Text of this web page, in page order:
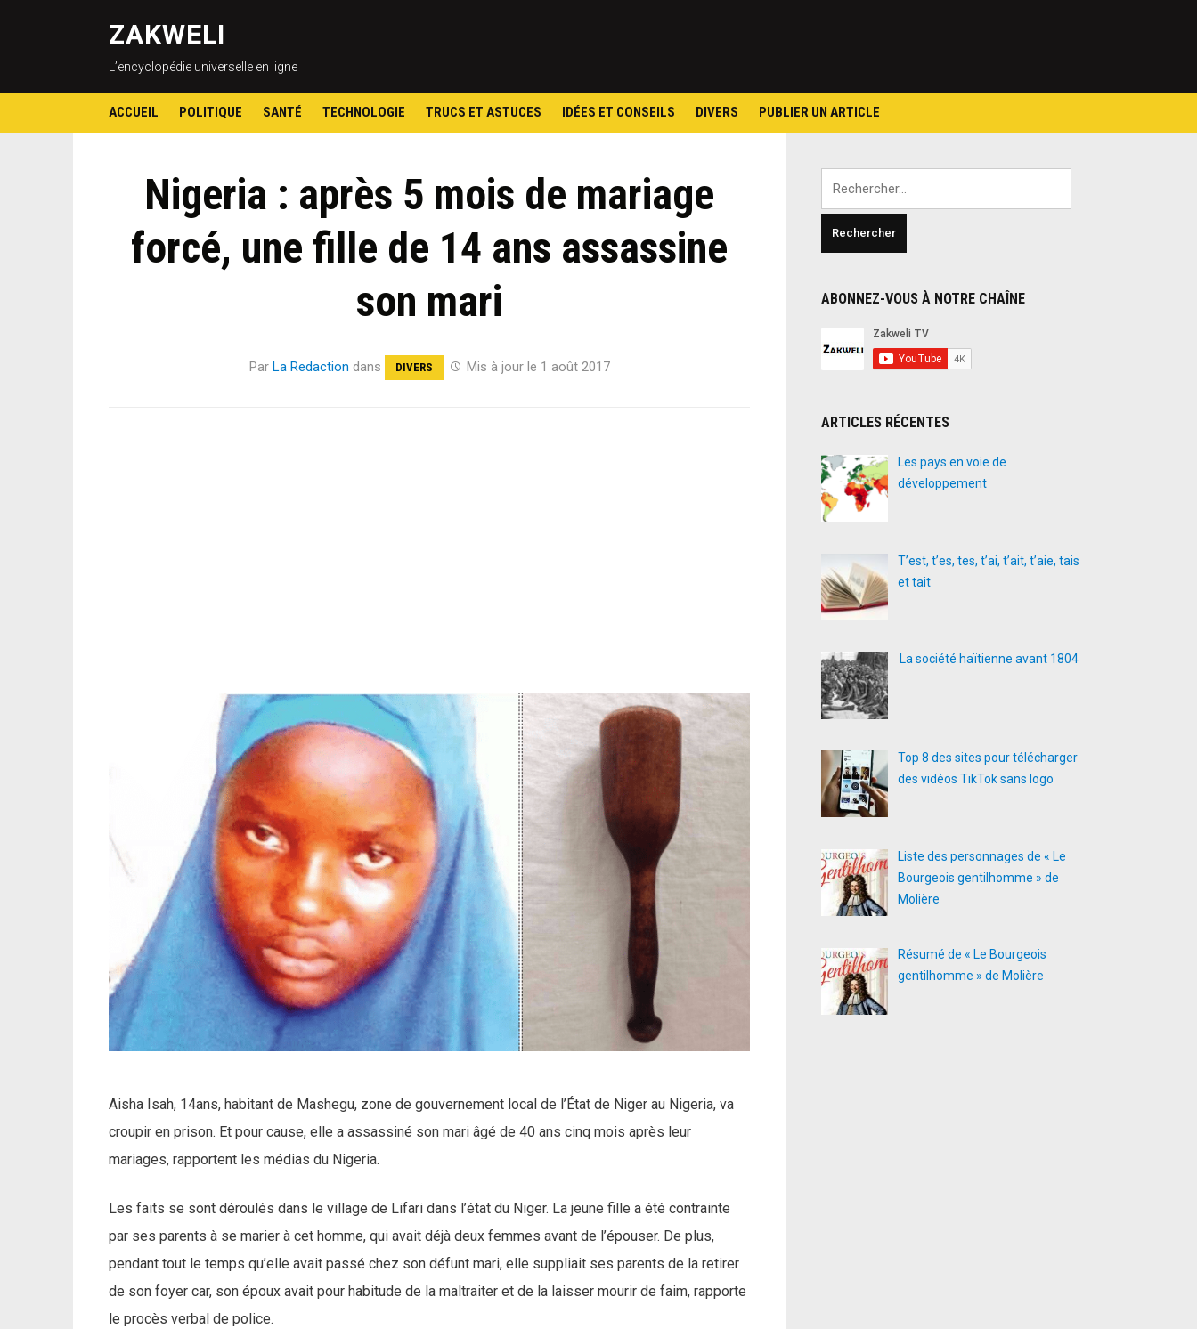
ZAKWELI
L’encyclopédie universelle en ligne
ACCUEIL POLITIQUE SANTÉ TECHNOLOGIE TRUCS ET ASTUCES IDÉES ET CONSEILS DIVERS PUBLIER UN ARTICLE
Nigeria : après 5 mois de mariage
forcé, une fille de 14 ans assassine
son mari
Par La Redaction dans DIVERS Mis à jour le 1 août 2017
Aisha Isah, 14ans, habitant de Mashegu, zone de gouvernement local de l’État de Niger au Nigeria, va
croupir en prison. Et pour cause, elle a assassiné son mari âgé de 40 ans cinq mois après leur
mariages, rapportent les médias du Nigeria.
Les faits se sont déroulés dans le village de Lifari dans l’état du Niger. La jeune fille a été contrainte
par ses parents à se marier à cet homme, qui avait déjà deux femmes avant de l’épouser. De plus,
pendant tout le temps qu’elle avait passé chez son défunt mari, elle suppliait ses parents de la retirer
de son foyer car, son époux avait pour habitude de la maltraiter et de la laisser mourir de faim, rapporte
le procès verbal de police.
ABONNEZ-VOUS À NOTRE CHAÎNE
ARTICLES RÉCENTES
Les pays en voie de
développement
T’est, t’es, tes, t’ai, t’ait, t’aie, tais
et tait
La société haïtienne avant 1804
Top 8 des sites pour télécharger
des vidéos TikTok sans logo
Liste des personnages de « Le
Bourgeois gentilhomme » de
Molière
Résumé de « Le Bourgeois
gentilhomme » de Molière